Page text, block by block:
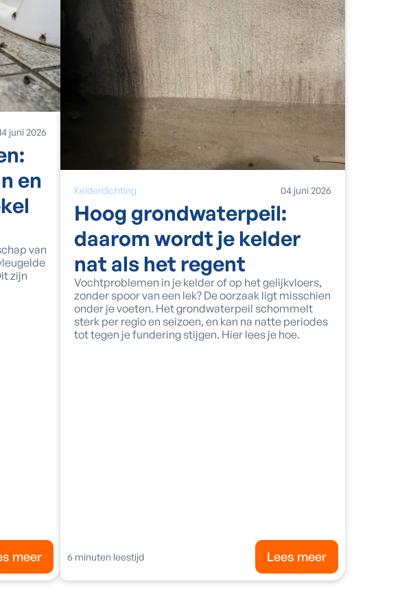
juni2026
en
van
zijn
meer
Kelderdichting 04 juni2026
Hoog grondwaterpeil:
daarom wordt je kelder
nat als het regent
Vochtproblemen in je kelder of op het gelijkvloers,
zonder spoor van een lek? De oorzaak ligt misschien
onder je voeten. Het grondwaterpeil schommelt
sterk per regio en seizoen, en kan na natte periodes
tot tegen je fundering stijgen. Hier lees je hoe.
6 minuten leestijd Lees meer